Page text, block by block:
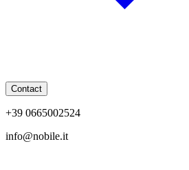
Contact
+39 0665002524
info@nobile.it